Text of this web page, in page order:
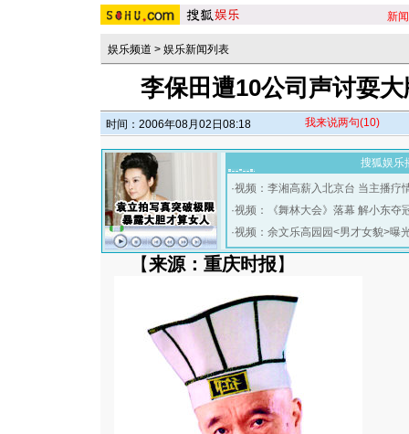
新闻
娱乐频道 > 娱乐新闻列表
李保田遭10公司声讨耍
时间：2006年08月02日08:18 我来说两句(10)
搜狐娱乐
·视频：李湘高薪入北京台 当主播疗
·视频：《舞林大会》落幕 解小东夺
·视频：余文乐高园园<男才女貌>曝
【来源：重庆时报】